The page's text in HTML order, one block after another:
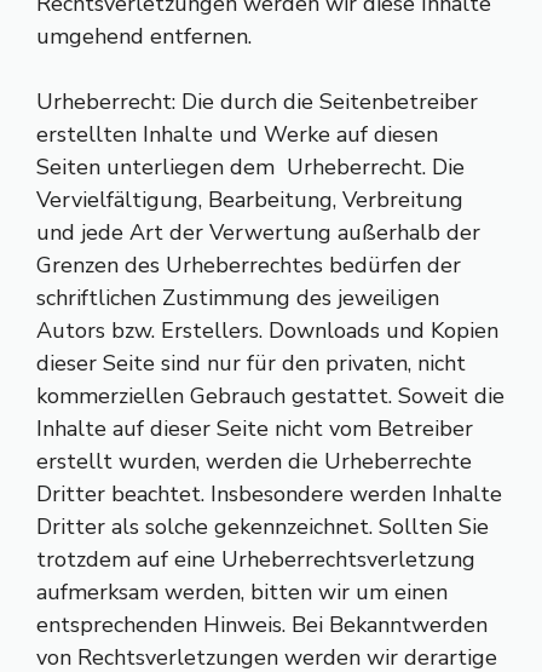
umgehend entfernen.
Urheberrecht: Die durch die Seitenbetreiber
erstellten Inhalte und Werke auf diesen
Seiten unterliegen dem Urheberrecht. Die
Vervielfältigung, Bearbeitung, Verbreitung
und jede Art der Verwertung außerhalb der
Grenzen des Urheberrechtes bedürfen der
schriftlichen Zustimmung des jeweiligen
Autors bzw. Erstellers. Downloads und Kopien
dieser Seite sind nur für den privaten, nicht
kommerziellen Gebrauch gestattet. Soweit die
Inhalte auf dieser Seite nicht vom Betreiber
erstellt wurden, werden die Urheberrechte
Dritter beachtet. Insbesondere werden Inhalte
Dritter als solche gekennzeichnet. Sollten Sie
trotzdem auf eine Urheberrechtsverletzung
aufmerksam werden, bitten wir um einen
entsprechenden Hinweis. Bei Bekanntwerden
von Rechtsverletzungen werden wir derartige